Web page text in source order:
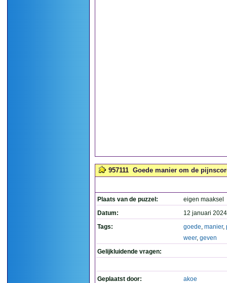
957111 Goede manier om de
Plaats van de puzzel:
eigen maaksel
Datum:
12 januari
Tags:
goede, manier,
weer, geven
Gelijkluidende vragen:
Geplaatst door: akoe